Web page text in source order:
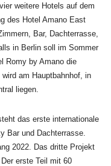
weitere Hotels auf dem
des Hotel Amano East
Bar, Dachterrasse,
in Berlin soll im Sommer
Romy by Amano die
am Hauptbahnhof, in
liegen.
das erste internationale
Bar und Dachterrasse.
2022. Das dritte Projekt
erste Teil mit 60